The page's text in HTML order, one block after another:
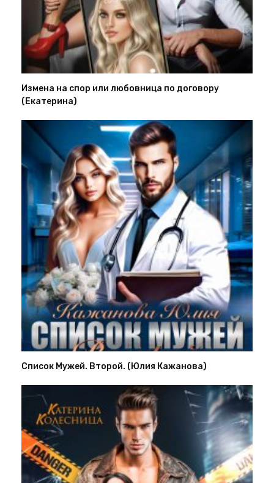
Измена на спор или любовница по договору
(Екатерина)
Список Мужей. Второй. (Юлия Кажанова)